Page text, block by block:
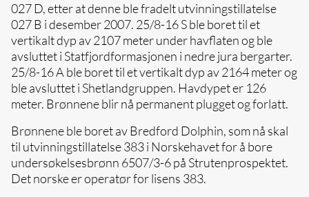
027 D, etter at denne ble fradelt utvinningstillatelse
027 B i desember 2007. 25/8-16 S ble boret til et
vertikalt dyp av 2107 meter under havflaten og ble
avsluttet i Statfjordformasjonen i nedre jura bergarter.
25/8-16 A ble boret til et vertikalt dyp av 2164 meter og
ble avsluttet i Shetlandgruppen. Havdypet er 126
meter. Brønnene blir nå permanent plugget og forlatt.
Brønnene ble boret av Bredford Dolphin, som nå skal
til utvinningstillatelse 383 i Norskehavet for å bore
undersøkelsesbrønn 6507/3-6 på Strutenprospektet.
Det norske er operatør for lisens 383.